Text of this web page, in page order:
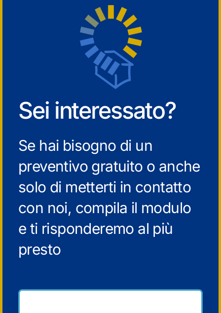
Sei interessato?
Se hai bisogno di un
preventivo gratuito o anche
solo di metterti in contatto
con noi, compila il modulo
e ti risponderemo al più
presto